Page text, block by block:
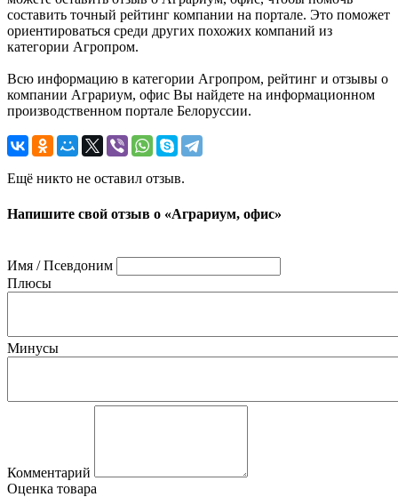
составить точный рейтинг компании на портале. Это поможет
ориентироваться среди других похожих компаний из
категории Агропром.
Всю информацию в категории Агропром, рейтинг и отзывы о
компании Аграриум, офис Вы найдете на информационном
производственном портале Белоруссии.
Ещё никто не оставил отзыв.
Напишите свой отзыв о «Аграриум, офис»
Имя / Псевдоним
Плюсы
Минусы
Комментарий
Оценка товара